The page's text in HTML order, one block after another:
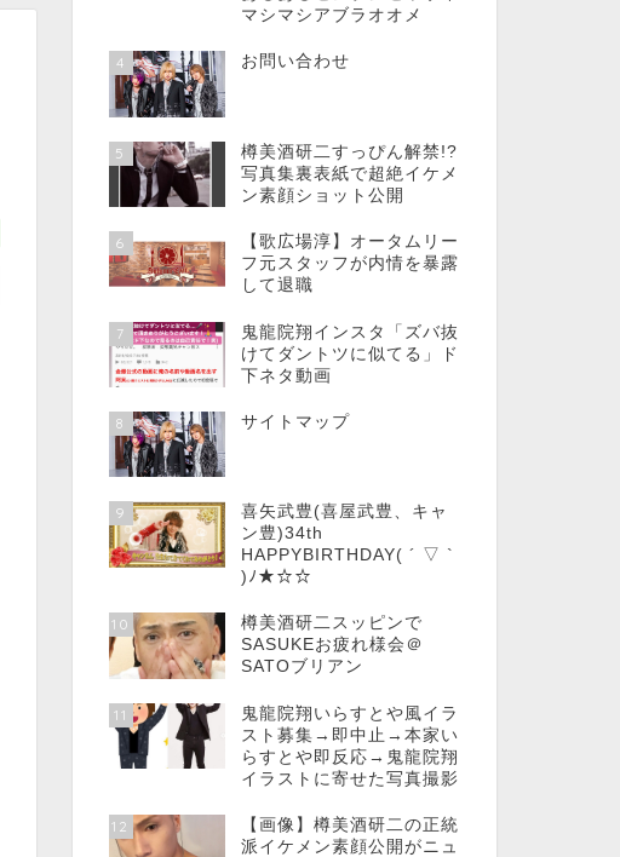
マシマシアブラオオメ
4 お問い合わせ
5
樽美酒研二すっぴん解禁!?
写真集裏表紙で超絶イケメ
ン素顔ショット公開
6
【歌広場淳】オータムリー
フ元スタッフが内情を暴露
して退職
7
鬼龍院翔インスタ「ズバ抜
けてダントツに似てる」ド
下ネタ動画
8 サイトマップ
9
喜矢武豊(喜屋武豊、キャ
ン豊)34th
HAPPYBIRTHDAY( ´ ▽ `
)ﾉ★☆☆
10
樽美酒研二スッピンで
SASUKEお疲れ様会＠
SATOブリアン
11
鬼龍院翔いらすとや風イラ
スト募集→即中止→本家い
らすとや即反応→鬼龍院翔
イラストに寄せた写真撮影
12
【画像】樽美酒研二の正統
派イケメン素顔公開がニュ